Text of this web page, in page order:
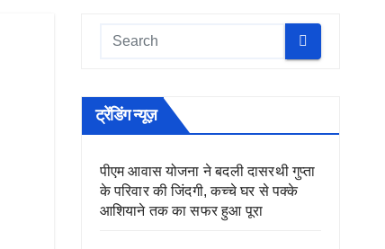
ट्रेंडिंग न्यूज़
पीएम आवास योजना ने बदली दासरथी गुप्ता
के परिवार की जिंदगी, कच्चे घर से पक्के
आशियाने तक का सफर हुआ पूरा